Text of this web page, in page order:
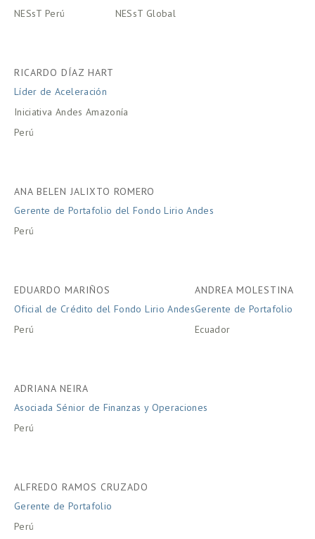
NESsT Perú
NESsT Global
RICARDO DÍAZ HART
Líder de Aceleración
Iniciativa Andes Amazonía
Perú
ANA BELEN JALIXTO ROMERO
Gerente de Portafolio del Fondo Lirio Andes
Perú
EDUARDO MARIÑOS
Oficial de Crédito del Fondo Lirio Andes
Perú
ANDREA MOLESTINA
Gerente de Portafolio
Ecuador
ADRIANA NEIRA
Asociada Sénior de Finanzas y Operaciones
Perú
ALFREDO RAMOS CRUZADO
Gerente de Portafolio
Perú